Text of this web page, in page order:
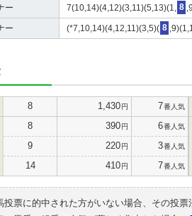
ー 7(10,14)(4,12)(3,11)(5,13)(1, 8
ー (*7,10,14)(4,12,11)(3,5)( 8
8 1,430円 7番人気
8 390円 6番人気
9 220円 3番人気
14 410円 7番人気
投票に的中された方がいない場合、その投